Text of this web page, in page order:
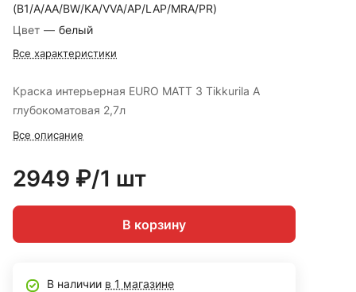
(B1/A/AA/BW/KA/VVA/AP/LAP/MRA/PR)
Цвет — белый
Все характеристики
Краска интерьерная EURO MATT 3 Tikkurila A
глубокоматовая 2,7л
Все описание
2949 ₽/1 шт
В корзину
В наличии в 1 магазине